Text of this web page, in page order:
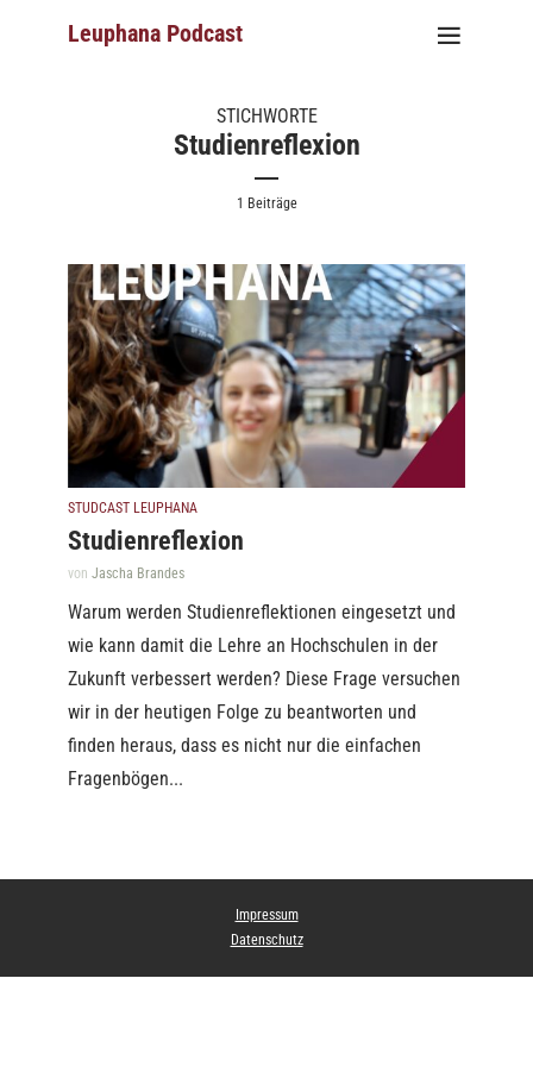
Leuphana Podcast
STICHWORTE
Studienreflexion
1 Beiträge
STUDCAST LEUPHANA
Studienreflexion
von Jascha Brandes
Warum werden Studienreflektionen eingesetzt und
wie kann damit die Lehre an Hochschulen in der
Zukunft verbessert werden? Diese Frage versuchen
wir in der heutigen Folge zu beantworten und
finden heraus, dass es nicht nur die einfachen
Fragenbögen...
Impressum
Datenschutz